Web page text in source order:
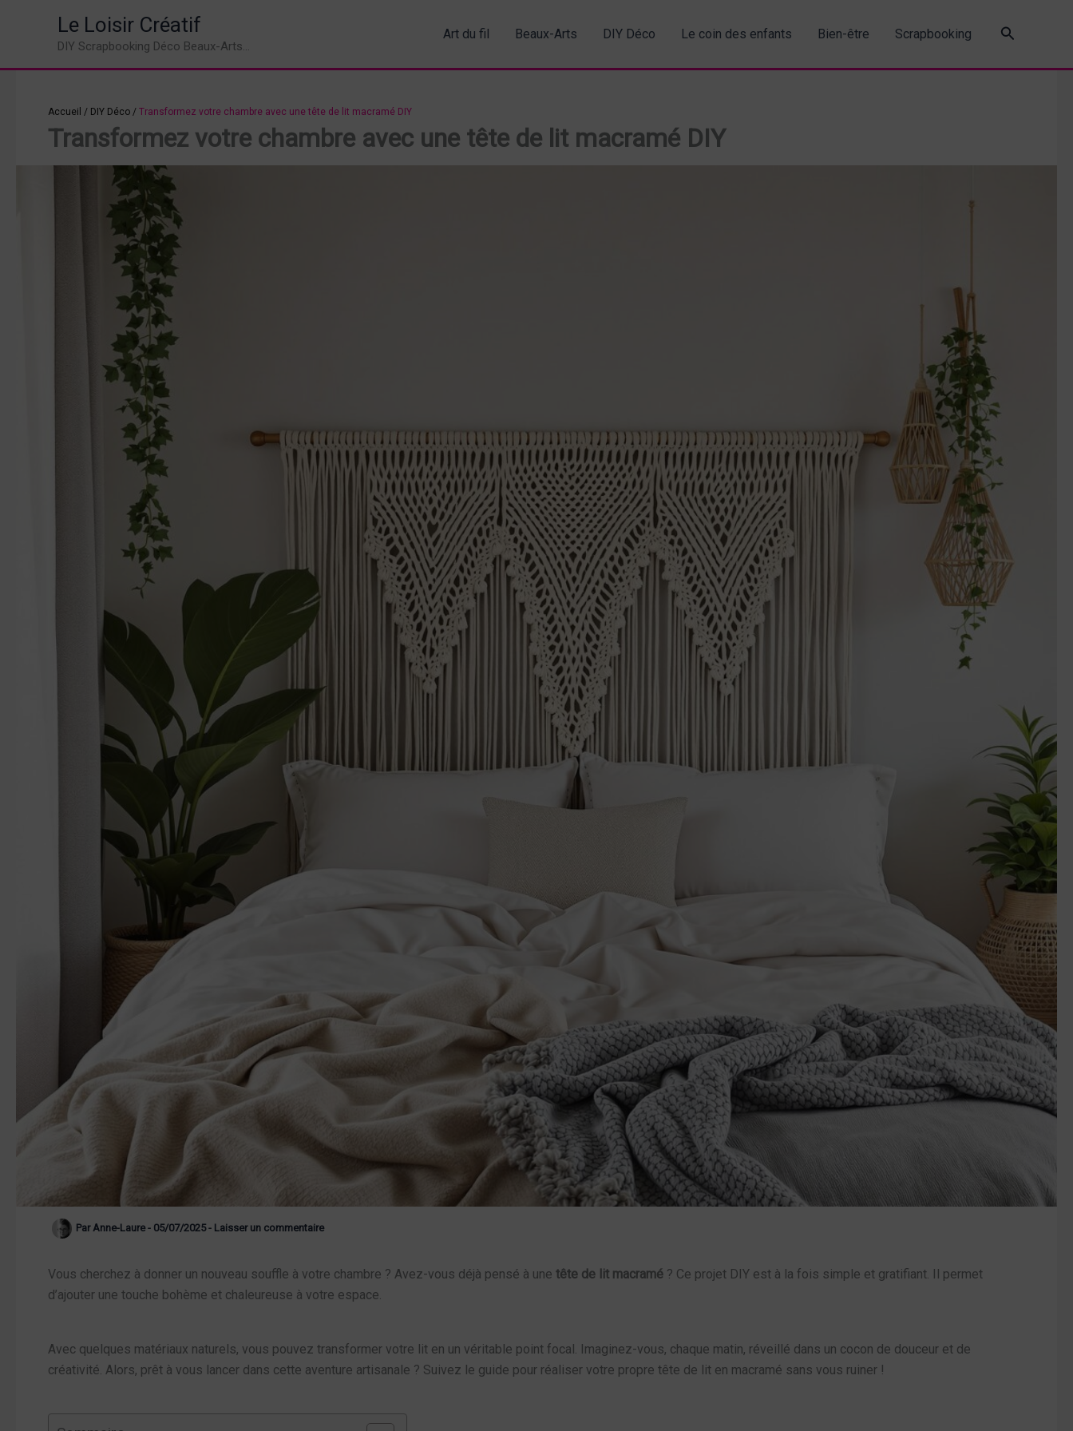
Le Loisir Créatif
DIY Scrapbooking Déco Beaux-Arts...
Art du fil Beaux-Arts DIY Déco Le coin des enfants Bien-être Scrapbooking
Accueil / DIY Déco / Transformez votre chambre avec une tête de lit macramé DIY
Transformez votre chambre avec une tête de lit macramé DIY
Par Anne-Laure- 05/07/2025- Laisser un commentaire
Vous cherchez à donner un nouveau souffle à votre chambre ? Avez-vous déjà pensé à une tête de lit macramé ? Ce projet DIY est à la fois simple et gratifiant. Il permet
d’ajouter une touche bohème et chaleureuse à votre espace.
Avec quelques matériaux naturels, vous pouvez transformer votre lit en un véritable point focal. Imaginez-vous, chaque matin, réveillé dans un cocon de douceur et de
créativité. Alors, prêt à vous lancer dans cette aventure artisanale ? Suivez le guide pour réaliser votre propre tête de lit en macramé sans vous ruiner !